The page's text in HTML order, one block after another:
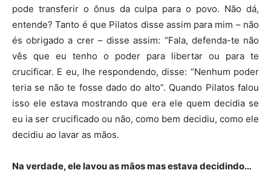
pode transferir o ônus da culpa para o povo. Não dá,
entende? Tanto é que Pilatos disse assim para mim – não
és obrigado a crer – disse assim: “Fala, defenda-te não
vês que eu tenho o poder para libertar ou para te
crucificar. E eu, lhe respondendo, disse: “Nenhum poder
teria se não te fosse dado do alto”. Quando Pilatos falou
isso ele estava mostrando que era ele quem decidia se
eu ia ser crucificado ou não, como bem decidiu, como ele
decidiu ao lavar as mãos.
Na verdade, ele lavou as mãos mas estava decidindo…